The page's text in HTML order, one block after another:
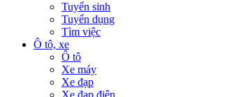
Tuyển sinh
Tuyển dụng
Tìm việc
Ô tô, xe
Ô tô
Xe máy
Xe đạp
Xe đạp điện